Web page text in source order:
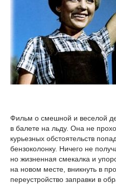
Фильм о смешной и веселой
в балете на льду. Она не
курьезных обстоятельств
бензоколонку. Ничего не
но жизненная смекалка и
на новом месте, вникнуть в
переустройство заправки в